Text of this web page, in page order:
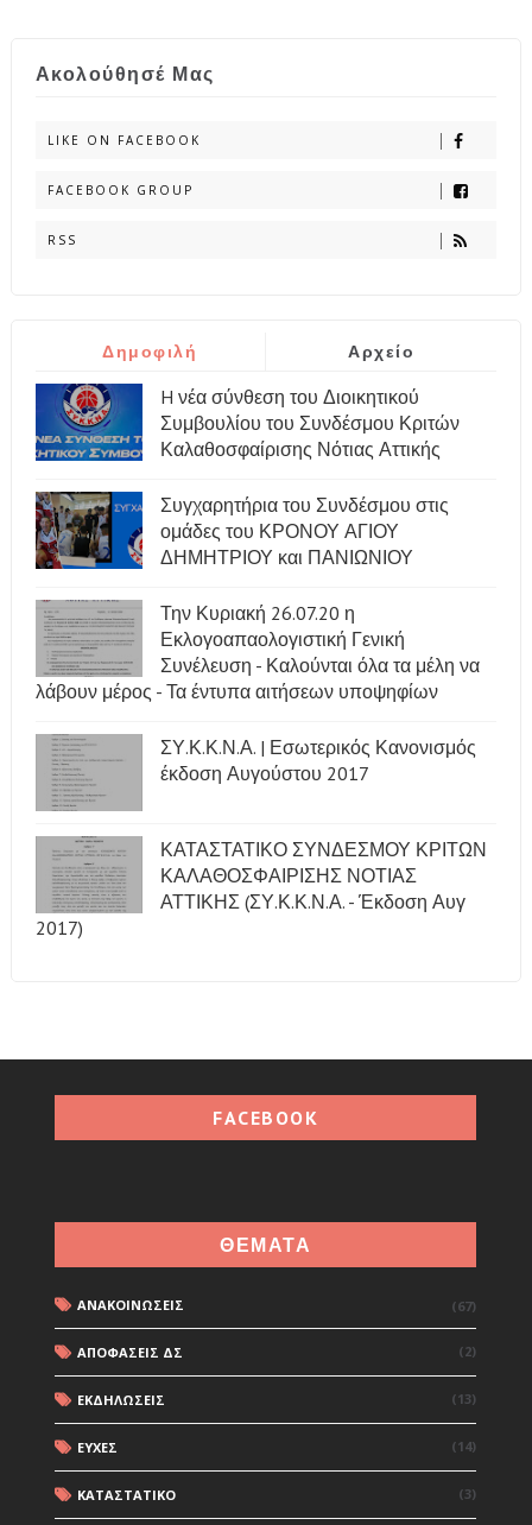
Ακολούθησέ Μας
LIKE ON FACEBOOK
FACEBOOK GROUP
RSS
Δημοφιλή Αρχείο
H νέα σύνθεση του Διοικητικού
Συμβουλίου του Συνδέσμου Κριτών
Καλαθοσφαίρισης Νότιας Αττικής
Συγχαρητήρια του Συνδέσμου στις
ομάδες του ΚΡΟΝΟΥ ΑΓΙΟΥ
ΔΗΜΗΤΡΙΟΥ και ΠΑΝΙΩΝΙΟΥ
Την Κυριακή 26.07.20 η
Εκλογοαπαολογιστική Γενική
Συνέλευση - Καλούνται όλα τα μέλη να
λάβουν μέρος - Τα έντυπα αιτήσεων υποψηφίων
ΣΥ.Κ.Κ.Ν.Α. | Εσωτερικός Κανονισμός
έκδοση Αυγούστου 2017
ΚΑΤΑΣΤΑΤΙΚΟ ΣΥΝΔΕΣΜΟΥ ΚΡΙΤΩΝ
ΚΑΛΑΘΟΣΦΑΙΡΙΣΗΣ ΝΟΤΙΑΣ
ΑΤΤΙΚΗΣ (ΣΥ.Κ.Κ.Ν.Α. - Έκδοση Αυγ
2017)
FACEBOOK
ΘΕΜΑΤΑ
ΑΝΑΚΟΙΝΩΣΕΙΣ (67)
ΑΠΟΦΑΣΕΙΣ ΔΣ (2)
ΕΚΔΗΛΩΣΕΙΣ (13)
ΕΥΧΕΣ (14)
ΚΑΤΑΣΤΑΤΙΚΟ (3)